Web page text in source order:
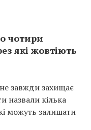
чотири
які жовтіють
завжди захищає
назвали кілька
можуть залишати